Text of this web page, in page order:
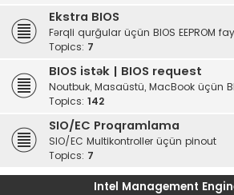
Ekstra BIOS
Fərqli qurğular üçün BIOS EEPROM
Topics: 7
BIOS istək | BIOS request
Noutbuk, Masaüstü, MacBook üçün
Topics: 142
SIO/EC Proqramlama
SIO/EC Multikontroller üçün pinout
Topics: 7
Intel Management